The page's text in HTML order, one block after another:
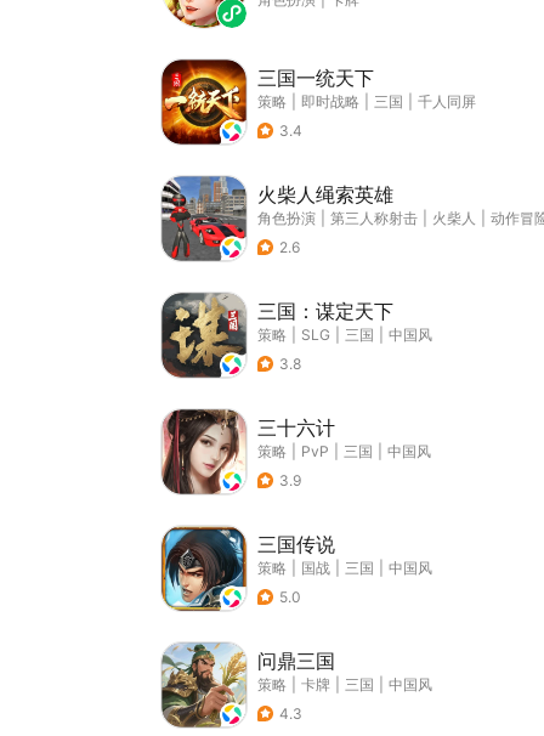
三国一统天下
策略 即时战略 三国
千人同屏
3.4
火柴人绳索英雄
角色扮演 第三人称射击 火柴人
动作冒
2.6
三国：谋定天下
策略 SLG 三国
中国风
3.8
三十六计
策略 PvP 三国
中国风
3.9
三国传说
策略 国战 三国
中国风
5.0
问鼎三国
策略 卡牌 三国
中国风
4.3